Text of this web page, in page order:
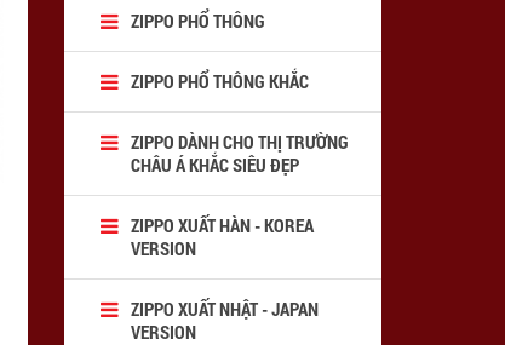
ZIPPO PHỔ THÔNG
ZIPPO PHỔ THÔNG KHẮC
ZIPPO DÀNH CHO THỊ TRƯỜNG
CHÂU Á KHẮC SIÊU ĐẸP
ZIPPO XUẤT HÀN - KOREA
VERSION
ZIPPO XUẤT NHẬT - JAPAN
VERSION